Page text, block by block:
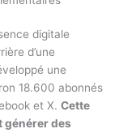
digitale
d’une
une
18.600 abonnés
et X. Cette
générer des